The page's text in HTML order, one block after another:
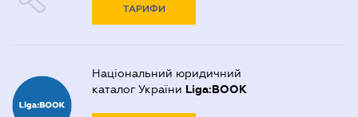
ТАРИФИ
Національний юридичний
каталог України Liga:BOOK